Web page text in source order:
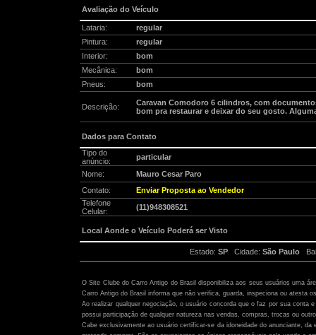
Avaliação do Veículo
Lataria:
regular
Pintura:
regular
Interior:
bom
Mecânica:
bom
Pneus:
bom
Descrição:
Caravan Comodoro 6 cilindros, com
bom pra restaurar e deixar do seu gosto.
Dados para Contato
Tipo do
anúncio:
particular
Nome:
Mauro Cesar Paro
Contato:
Enviar Proposta ao Vendedor
Telefone
Celular:
(11)948308521
Local Aonde o Veículo Poderá ser Visto
Estado: SP Cidade: São Paulo
O Site Clube do Carro Antigo do Brasil disponibiliza aos seus usuários uma
Carro Antigo do Brasil informa que não verifica, guarda, inspeciona ou atesta
Ao realizar qualquer negociação, o usuário concorda que o faz por sua conta
possui participação de qualquer natureza nas vendas, compras, trocas ou
Cabe exclusivamente ao usuário certificar-se da idoneidade do anunciante,